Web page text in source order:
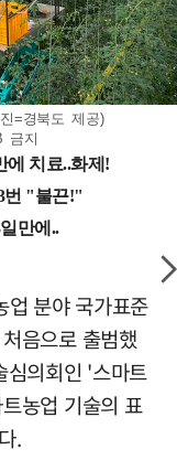
=경북도 제공)
금지
업 분야 국가표준
음으로 출범했
심의회인 '스마트
농업 기술의 표
.